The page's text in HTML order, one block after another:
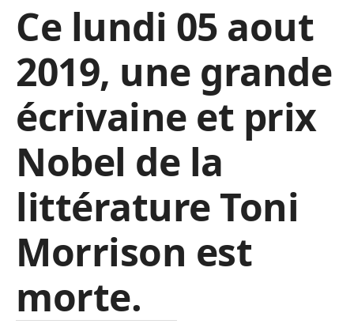
Ce lundi 05 aout
2019, une grande
écrivaine et prix
Nobel de la
littérature Toni
Morrison est
morte.